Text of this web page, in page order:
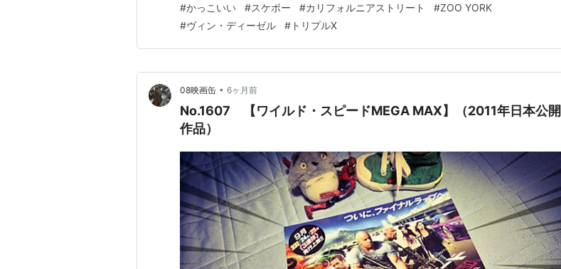
むあの感じ。 でも、不思議とそのときは、あまりかっこいいとは思えなかった。 どこ
かで、「迷惑をかけるもの」というイメージが…
#かっこいい #スケボー #カリフォルニアストリート #ZOO YORK
#ヴィン・ディーゼル # トリプルX
08映画缶 • 6ヶ月前
No.1607 【ワイルド・スピードMEGA MAX】（2011年日本公開
作品）